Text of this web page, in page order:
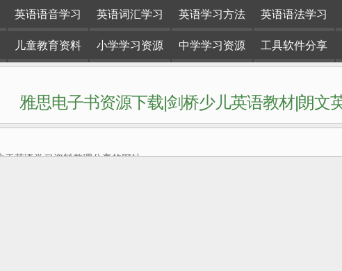
英语语音学习 英语词汇学习 英语学习方法 英语语法学习
儿童教育资料 小学学习资源 中学学习资源 工具软件分享
雅思电子书资源下载|剑桥少儿英语教材|朗文